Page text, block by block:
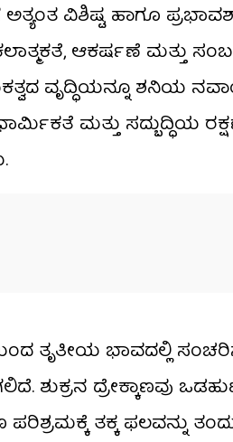
ಅತ್ಯಂತ ವಿಶಿಷ್ಟ ಹಾಗೂ
ಕಲಾತ್ಮಕತೆ, ಆಕರ್ಷಣೆ
ವೃದ್ಧಿಯನ್ನೂ ಶನಿಯ
ಧಾರ್ಮಿಕತೆ ಮತ್ತು ಸದ್ಬುದ್ಧಿಯ
ತೃತೀಯ ಭಾವದಲ್ಲಿ
ಶುಕ್ರನ
ಪರಿಶ್ರಮಕ್ಕೆ ತಕ್ಕ ಫಲವನ್ನು